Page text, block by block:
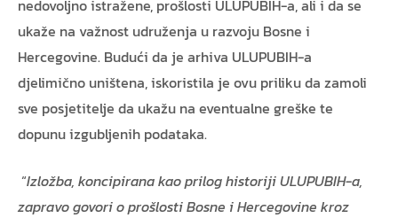
nedovoljno istražene, prošlosti ULUPUBIH-a, ali i da se
ukaže na važnost udruženja u razvoju Bosne i
Hercegovine. Budući da je arhiva ULUPUBIH-a
djelimično uništena, iskoristila je ovu priliku da zamoli
sve posjetitelje da ukažu na eventualne greške te
dopunu izgubljenih podataka.
“Izložba, koncipirana kao prilog historiji ULUPUBIH-a,
zapravo govori o prošlosti Bosne i Hercegovine kroz